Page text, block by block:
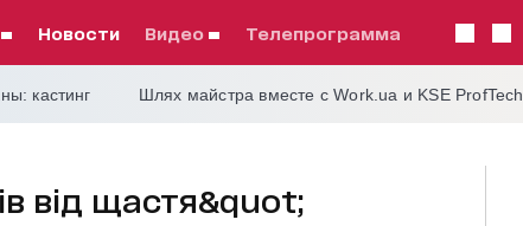
Новости видео телепрограмма
кастинг Шлях майстра вместе с Work.ua и KSE ProfTech
від щастя&quot;